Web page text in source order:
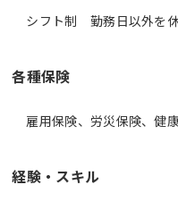
シフト制 勤務日以外を休
各種保険
雇用保険、労災保険、健
経験・スキル